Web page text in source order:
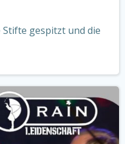
Stifte gespitzt und die